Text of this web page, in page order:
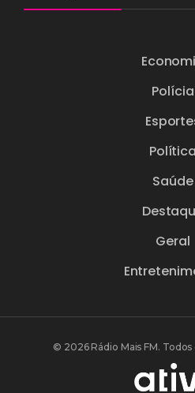
Polícia
Política
Saúde
Geral
© 2026 Rádio Mais FM.